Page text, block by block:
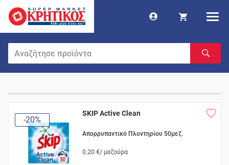
-20%
SKIP Active Clean
Απορρυπαντικό Πλυντηρίου 50μεζ.
0.20 €/ μεζούρα